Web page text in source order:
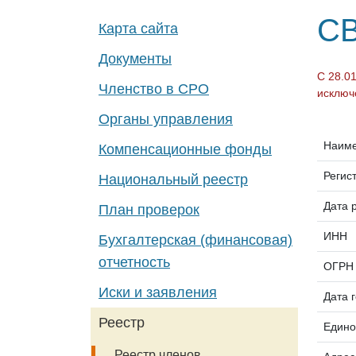
Карта сайта
Документы
Членство в СРО
Органы управления
Компенсационные фонды
Национальный реестр
План проверок
Бухгалтерская (финансовая)
отчетность
Иски и заявления
Реестр
С
Дата
ИНН
ОГРН
Дата